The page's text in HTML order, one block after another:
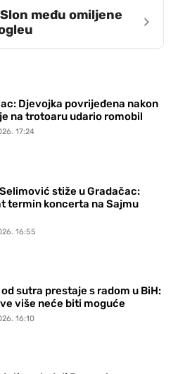
među omiljene
›
Djevojka povrijeđena nakon
na trotoaru udario romobil
17:24
stiže u Gradačac:
termin koncerta na Sajmu
16:55
sutra prestaje s radom u BiH:
više neće biti moguće
16:10